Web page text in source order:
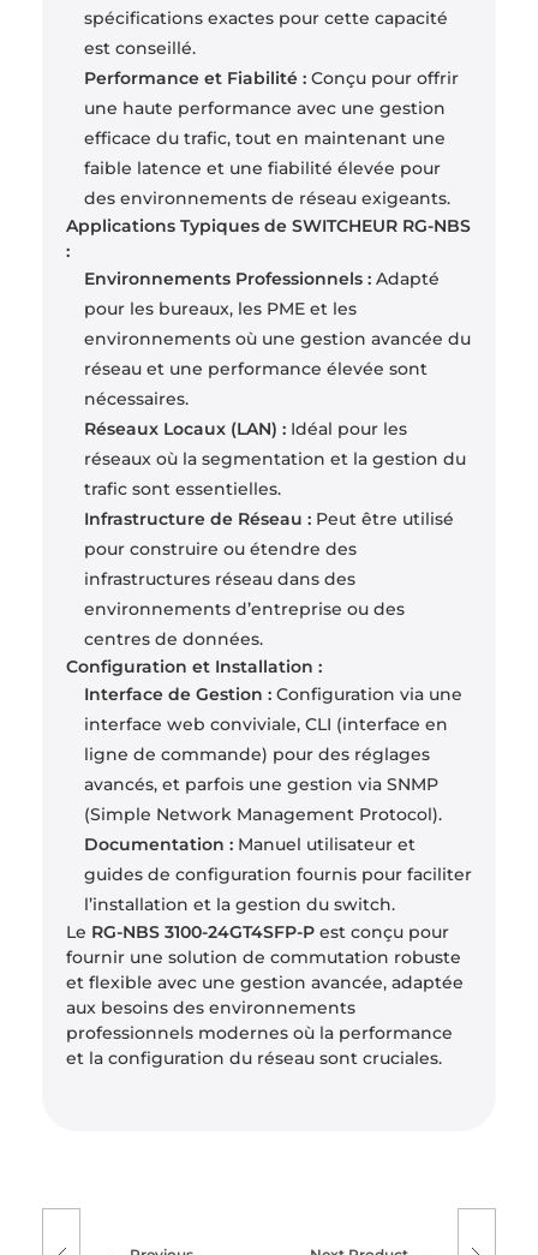
spécifications exactes pour cette capacité
est conseillé.
Performance et Fiabilité :Conçu pour offrir
une haute performance avec une gestion
efficace du trafic, tout en maintenant une
faible latence et une fiabilité élevée pour
des environnements de réseau exigeants.
Applications Typiques de SWITCHEUR RG-NBS
:
Environnements Professionnels :Adapté
pour les bureaux, les PME et les
environnements où une gestion avancée du
réseau et une performance élevée sont
nécessaires.
Réseaux Locaux (LAN) :Idéal pour les
réseaux où la segmentation et la gestion du
trafic sont essentielles.
Infrastructure de Réseau :Peut être utilisé
pour construire ou étendre des
infrastructures réseau dans des
environnements d’entreprise ou des
centres de données.
Configuration et Installation :
Interface de Gestion :Configuration via une
interface web conviviale, CLI (interface en
ligne de commande) pour des réglages
avancés, et parfois une gestion via SNMP
(Simple Network Management Protocol).
Documentation :Manuel utilisateur et
guides de configuration fournis pour faciliter
l’installation et la gestion du switch.
Le RG-NBS 3100-24GT4SFP-P est conçu pour
fournir une solution de commutation robuste
et flexible avec une gestion avancée, adaptée
aux besoins des environnements
professionnels modernes où la performance
et la configuration du réseau sont cruciales.